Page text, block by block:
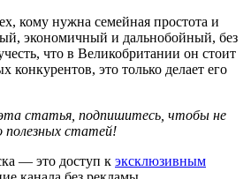
кому нужна семейная простота и
экономичный и дальнобойный, без
что в Великобритании он стоит
конкурентов, это только делает его
эта статья, подпишитесь, чтобы не
полезных статей!
— это доступ к эксклюзивным